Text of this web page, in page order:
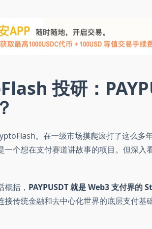
投研：
。在一级市场摸爬滚打了这么多
一个想在支付赛道讲故事的项目。但深
概括， PAYPUSDT 就是 Web3 支付界的
接传统金融和去中心化世界的底层支付